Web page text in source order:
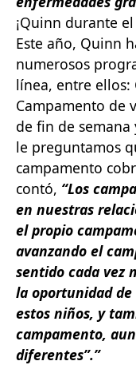
¡Quinn durante
Este año, Quinn
numerosos
línea, entre ellos:
Campamento de
de fin de semana
le preguntamos
campamento
contó, “Los
en nuestras
el propio
avanzando el
sentido cada vez
la oportunidad
estos niños, y
campamento,
diferentes”.”